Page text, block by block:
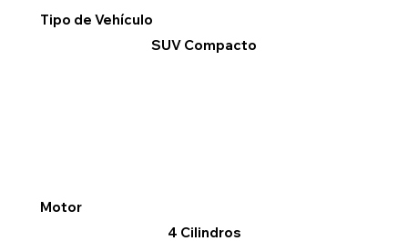
Tipo de Vehículo
SUV Compacto
Motor
4 Cilindros